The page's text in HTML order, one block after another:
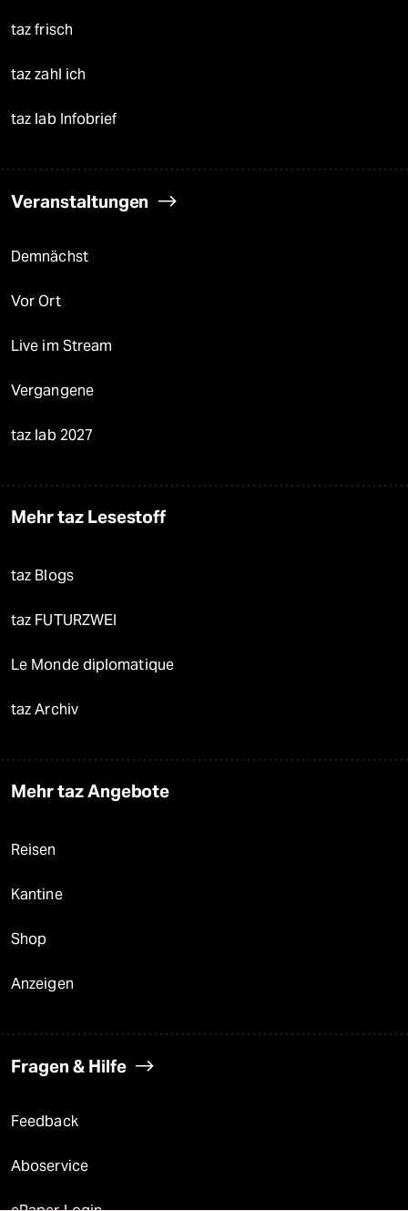
taz frisch
taz zahl ich
taz lab Infobrief
Veranstaltungen
Demnächst
Vor Ort
Live im Stream
Vergangene
taz lab 2027
Mehr taz Lesestoff
taz Blogs
taz FUTURZWEI
Le Monde diplomatique
taz Archiv
Mehr taz Angebote
Reisen
Kantine
Shop
Anzeigen
Fragen & Hilfe
Feedback
Aboservice